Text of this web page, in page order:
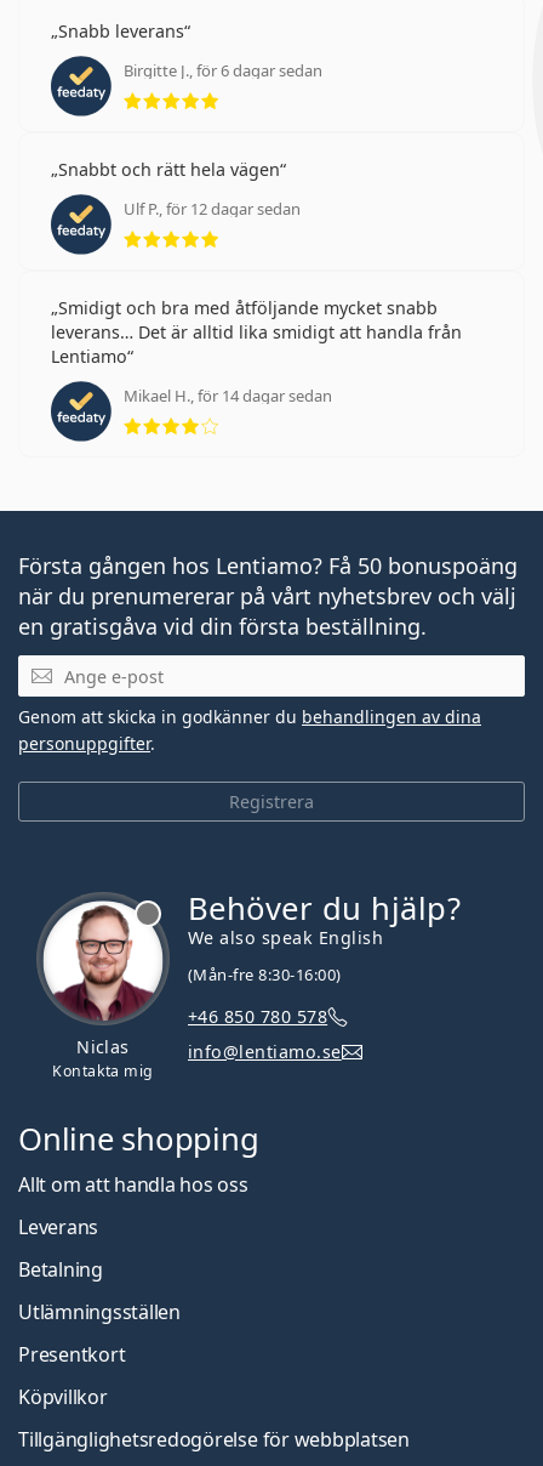
Snabb leverans
Birgitte J., för 6 dagar sedan
Betyg 5 av 5
Snabbt och rätt hela vägen
Ulf P., för 12 dagar sedan
Betyg 5 av 5
Smidigt och bra med åtföljande mycket snabb
leverans… Det är alltid lika smidigt att handla från
Lentiamo
Mikael H., för 14 dagar sedan
Betyg 4 av 5
Första gången hos Lentiamo? Få 50 bonuspoäng
när du prenumererar på vårt nyhetsbrev och välj
en gratisgåva vid din första beställning.
Mejladress
Registrera
Genom att skicka in godkänner du behandlingen av dina
personuppgifter.
Niclas
Kontakta mig
Behöver du hjälp?
We also speak English
(Mån-fre 8:30-16:00)
+46 850 780 578
info@lentiamo.se
Online shopping
Allt om att handla hos oss
Leverans
Betalning
Utlämningsställen
Presentkort
Köpvillkor
Tillgänglighetsredogörelse för webbplatsen